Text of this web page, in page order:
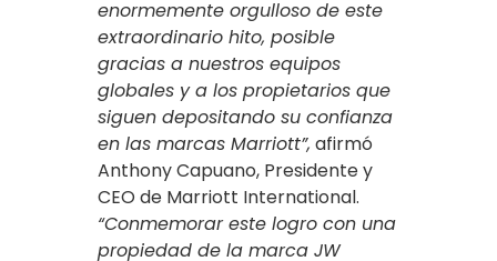
enormemente orgulloso de este
extraordinario hito, posible
gracias a nuestros equipos
globales y a los propietarios que
siguen depositando su confianza
en las marcas Marriott”, afirmó
Anthony Capuano, Presidente y
CEO de Marriott International.
“Conmemorar este logro con una
propiedad de la marca JW